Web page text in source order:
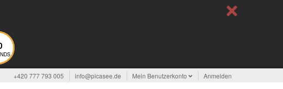
+420 777 793 005 info@picasee.de Mein Benutzerkonto Anmelden